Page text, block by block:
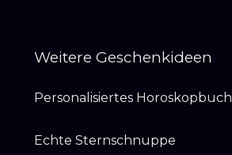
Weitere Geschenkideen
Personalisiertes Horoskopbuch
Echte Sternschnuppe